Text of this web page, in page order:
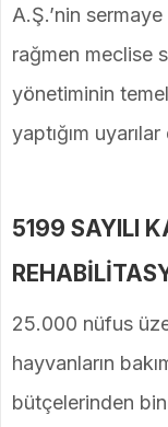
A.Ş.’nin
rağmen meclise
yönetiminin temel
yaptığım uyarılar
5199 SAYILI
25.000 nüfus
hayvanların
bütçelerinden